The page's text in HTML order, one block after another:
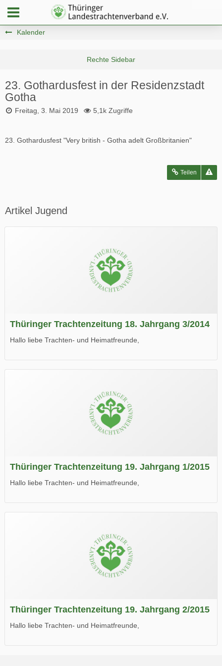
Kalender
23. Gothardusfest in der Residenzstadt
Gotha
Freitag, 3. Mai 2019 5,1k Zugriffe
23. Gothardusfest "Very british - Gotha adelt Großbritanien"
Teilen
Artikel Jugend
Thüringer Trachtenzeitung 18. Jahrgang 3/2014
Hallo liebe Trachten- und Heimatfreunde,
Wir wünschen Euch viel Spaß beim Lesen.
Thüringer Trachtenzeitung 19. Jahrgang 1/2015
Hallo liebe Trachten- und Heimatfreunde,
Wir wünschen Euch viel Spaß beim Lesen.
Thüringer Trachtenzeitung 19. Jahrgang 2/2015
Hallo liebe Trachten- und Heimatfreunde,